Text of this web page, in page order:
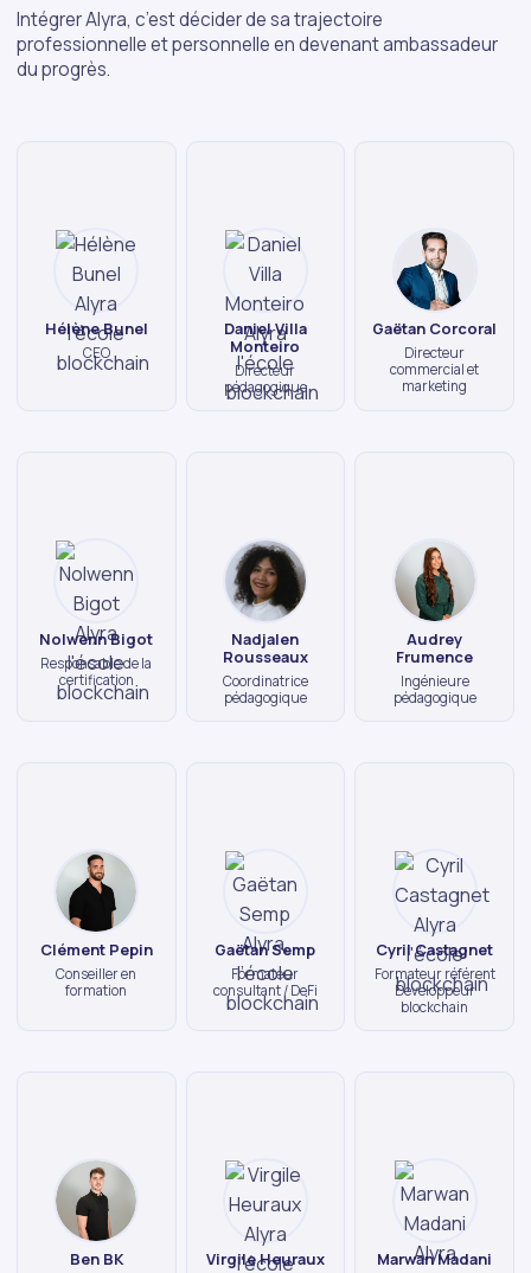
Intégrer Alyra, c’est décider de sa trajectoire
professionnelle et personnelle en devenant ambassadeur
du progrès.
Hélène Bunel
CEO
Daniel Villa
Monteiro
Directeur
pédagogique
Gaëtan Corcoral
Directeur
commercial et
marketing
Nolwenn Bigot
Responsable de la
certification
Nadjalen
Rousseaux
Coordinatrice
pédagogique
Audrey
Frumence
Ingénieure
pédagogique
Clément Pepin
Conseiller en
formation
Gaëtan Semp
Formateur
consultant / DeFi
Cyril Castagnet
Formateur référent
Développeur
blockchain
Ben BK Virgile Heuraux Marwan Madani